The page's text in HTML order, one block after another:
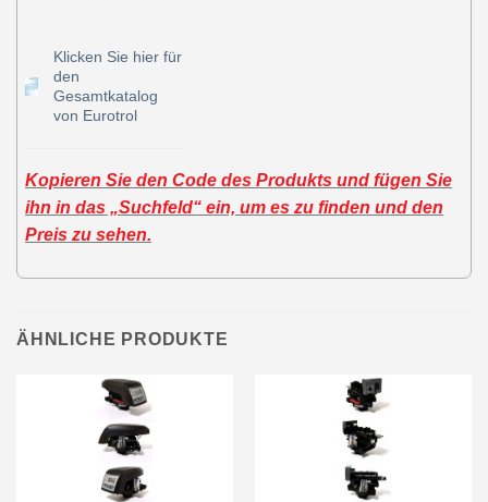
Klicken Sie hier für
den
Gesamtkatalog
von Eurotrol
Kopieren Sie den Code des Produkts und fügen Sie
ihn in das „Suchfeld“ ein, um es zu finden und den
Preis zu sehen.
ÄHNLICHE PRODUKTE